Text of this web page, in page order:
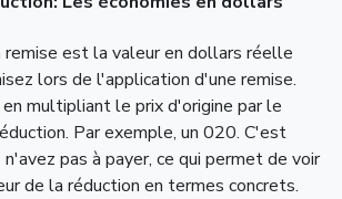
est la valeur en dollars réelle
lors de l'application d'une remise.
multipliant le prix d'origine par le
Par exemple, un 020. C'est
pas à payer, ce qui permet de voir
de la réduction en termes concrets.